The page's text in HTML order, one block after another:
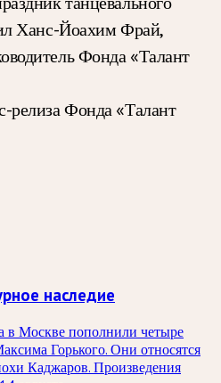
Ханс-Йоахим Фрай,
Фонда «Талант
релиза Фонда «Талант
наследие
в Москве пополнили четыре
Горького. Они относятся
Каджаров. Произведения